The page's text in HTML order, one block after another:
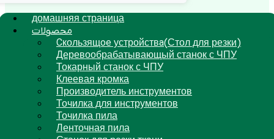
домашняя страница
محصولات
Cкользящoe устройствa(Стол для резки)
Деревообрабатывающый станок с ЧПУ
Токарный станок с ЧПУ
Клеевая кромка
Производитель инструментов
Точилка для инструментов
Точилка пила
Ленточная пила